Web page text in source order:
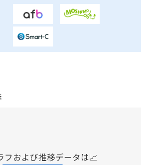
フおよび推移データは📈